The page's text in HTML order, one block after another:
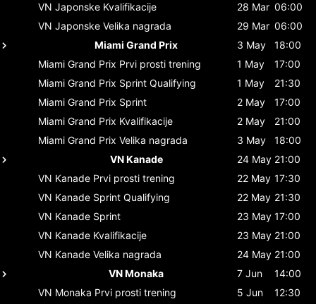
VN Japonske Kvalifikacije 28 Mar 06:00
VN Japonske Velika nagrada 29 Mar 06:00
Miami Grand Prix
3 May
18:00
Miami Grand Prix Prvi prosti trening 1 May
17:00
Miami Grand Prix Sprint Qualifying 1 May
21:30
Miami Grand Prix Sprint 2 May
17:00
Miami Grand Prix Kvalifikacije 2 May
21:00
Miami Grand Prix Velika nagrada 3 May
18:00
VN Kanade
24 May 21:00
VN Kanade Prvi prosti trening 22 May 17:30
VN Kanade Sprint Qualifying 22 May 21:30
VN Kanade Sprint 23 May 17:00
VN Kanade Kvalifikacije 23 May 21:00
VN Kanade Velika nagrada 24 May 21:00
VN Monaka
7 Jun
14:00
VN Monaka Prvi prosti trening 5 Jun
12:30